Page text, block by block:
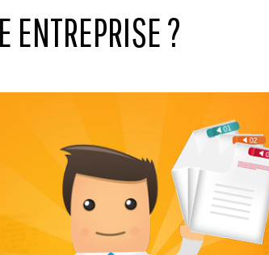
ENTREPRISE ?